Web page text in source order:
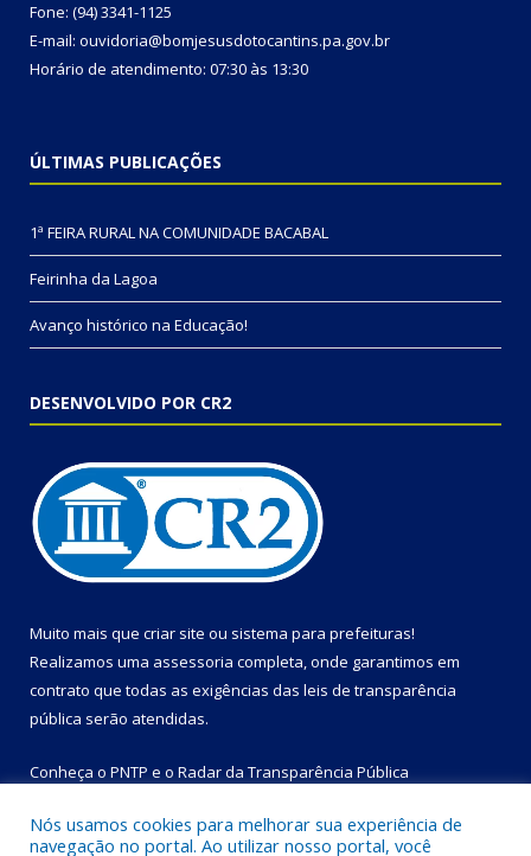
Fone: (94) 3341-1125
E-mail: ouvidoria@bomjesusdotocantins.pa.gov.br
Horário de atendimento: 07:30 às 13:30
ÚLTIMAS PUBLICAÇÕES
1ª FEIRA RURAL NA COMUNIDADE BACABAL
Feirinha da Lagoa
Avanço histórico na Educação!
DESENVOLVIDO POR CR2
Muito mais que criar site ou sistema para prefeituras!
Realizamos uma assessoria completa, onde garantimos em
contrato que todas as exigências das leis de transparência
pública serão atendidas.
Conheça o PNTP e o Radar da Transparência Pública
Nós usamos cookies para melhorar sua experiência de
navegação no portal. Ao utilizar nosso portal, você